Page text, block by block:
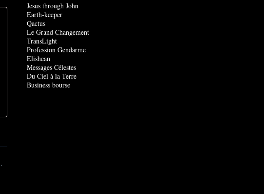
Jesus through John
Earth-keeper
Qactus
Le Grand Changement
TransLight
Profession Gendarme
Elishean
Messages Célestes
Du Ciel à la Terre
Business bourse